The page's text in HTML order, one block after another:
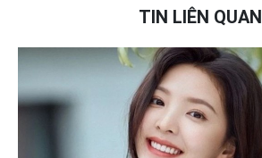
TIN LIÊN QUAN